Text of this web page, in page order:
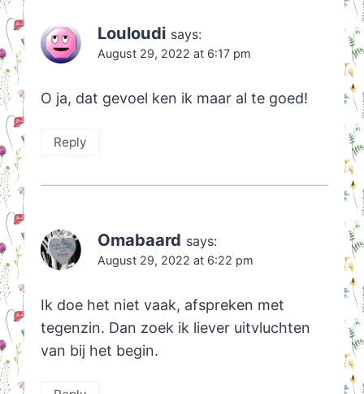
Louloudi says:
August 29, 2022 at 6:17 pm
O ja, dat gevoel ken ik maar al te goed!
Reply
Omabaard says:
August 29, 2022 at 6:22 pm
Ik doe het niet vaak, afspreken met
tegenzin. Dan zoek ik liever uitvluchten
van bij het begin.